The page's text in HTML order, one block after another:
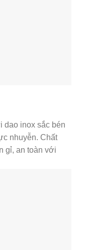
dao inox sắc bén
nhuyễn. Chất
gỉ, an toàn với